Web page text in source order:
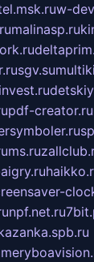
w-
malinasp.ru
sgv.su
pdf-creator.ru
npf.net.ru